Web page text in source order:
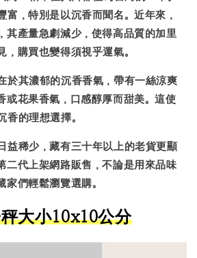
富，特別是以沉香而聞名。近年來，
其產量急劇減少，使得高品質的加里
，購買也變得須視乎運氣。
於其濃郁的沉香香氣，帶有一絲涼爽
或花果香氣，口感醇厚而甜美。這使
香的理想選擇。
益稀少，藏有三十年以上的老貨更顯
二代上架網路販售，不論是用來品味
們輕鬆瀏覽選購。
大小10x10公分